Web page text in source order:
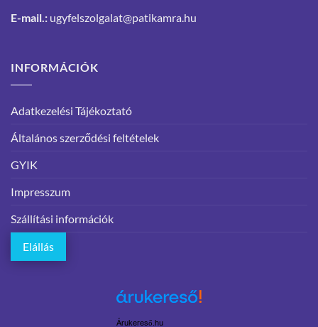
E-mail.: ugyfelszolgalat@patikamra.hu
INFORMÁCIÓK
Adatkezelési Tájékoztató
Általános szerződési feltételek
GYIK
Impresszum
Szállítási információk
Elállás
Árukereső.hu